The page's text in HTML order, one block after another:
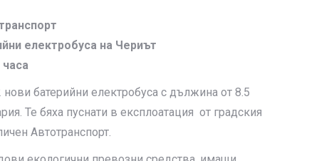
електробуса на Чериът
часа
батерийни електробуса с дължина от 8.5
Те бяха пуснати в експлоатация от градския
Автотранспорт.